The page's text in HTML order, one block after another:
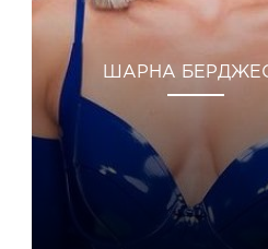
ШАРНА